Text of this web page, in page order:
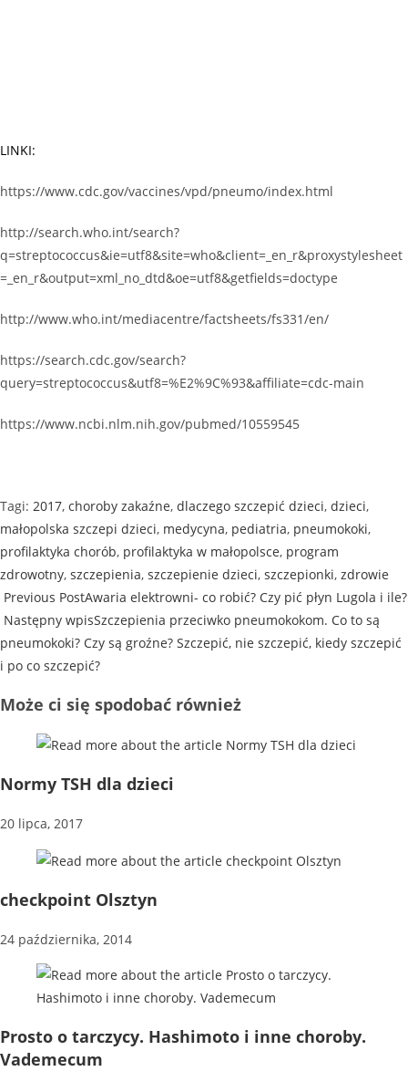
LINKI:
https://www.cdc.gov/vaccines/vpd/pneumo/index.html
http://search.who.int/search?
q=streptococcus&ie=utf8&site=who&client=_en_r&proxystylesheet
=_en_r&output=xml_no_dtd&oe=utf8&getfields=doctype
http://www.who.int/mediacentre/factsheets/fs331/en/
https://search.cdc.gov/search?
query=streptococcus&utf8=%E2%9C%93&affiliate=cdc-main
https://www.ncbi.nlm.nih.gov/pubmed/10559545
Tagi: 2017, choroby zakaźne, dlaczego szczepić dzieci, dzieci,
małopolska szczepi dzieci, medycyna, pediatria, pneumokoki,
profilaktyka chorób, profilaktyka w małopolsce, program
zdrowotny, szczepienia, szczepienie dzieci, szczepionki, zdrowie
Previous PostAwaria elektrowni- co robić? Czy pić płyn Lugola i ile?
Następny wpisSzczepienia przeciwko pneumokokom. Co to są
pneumokoki? Czy są groźne? Szczepić, nie szczepić, kiedy szczepić
i po co szczepić?
Może ci się spodobać również
Normy TSH dla dzieci
20 lipca, 2017
checkpoint Olsztyn
24 października, 2014
Prosto o tarczycy. Hashimoto i inne choroby.
Vademecum